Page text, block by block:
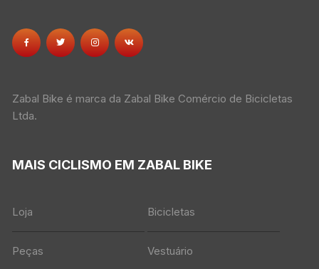
Zabal Bike é marca da Zabal Bike Comércio de Bicicletas
Ltda.
MAIS CICLISMO EM ZABAL BIKE
Loja Bicicletas
Peças Vestuário